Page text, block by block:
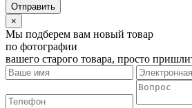
×
Мы подберем вам новый товар
по фотографии
вашего старого товара, просто